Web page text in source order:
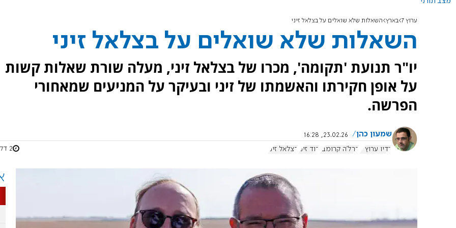
ערוץ 7 בארץ השאלות שלא שואלים על בצלאל זיני
השאלות שלא שואלים על בצלאל זיני
יו"ר תנועת 'תקומה', מכרו של בצלאל זיני, מעלה שורת שאלות קשות
על אופן חקירתו והאשמתו של זיני ובעיקר על המניעים שמאחורי
הפרשה.
שמעון כהן
23.02.26, 16:28
רדיו ערוץ 7
ברל'ה קרומבי דוד זיני בצלאל זיני 2 דקות